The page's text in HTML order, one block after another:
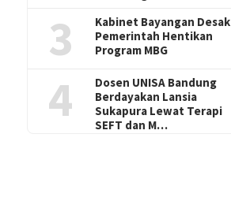
3
Kabinet Bayangan Desak
Pemerintah Hentikan
Program MBG
4
Dosen UNISA Bandung
Berdayakan Lansia
Sukapura Lewat Terapi
SEFT dan M…